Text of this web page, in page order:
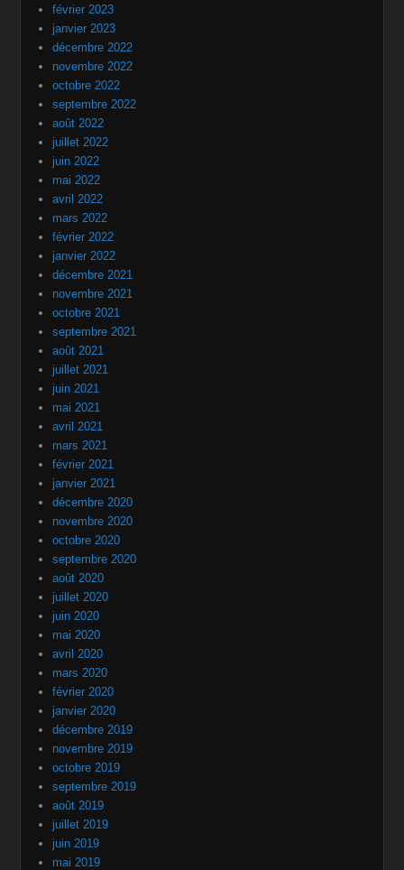
février 2023
janvier 2023
décembre 2022
novembre 2022
octobre 2022
septembre 2022
août 2022
juillet 2022
juin 2022
mai 2022
avril 2022
mars 2022
février 2022
janvier 2022
décembre 2021
novembre 2021
octobre 2021
septembre 2021
août 2021
juillet 2021
juin 2021
mai 2021
avril 2021
mars 2021
février 2021
janvier 2021
décembre 2020
novembre 2020
octobre 2020
septembre 2020
août 2020
juillet 2020
juin 2020
mai 2020
avril 2020
mars 2020
février 2020
janvier 2020
décembre 2019
novembre 2019
octobre 2019
septembre 2019
août 2019
juillet 2019
juin 2019
mai 2019